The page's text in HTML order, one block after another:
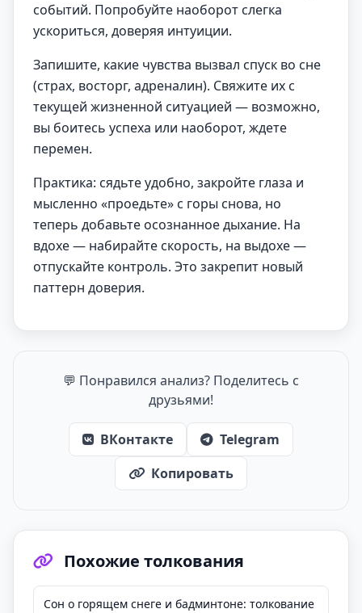
событий. Попробуйте наоборот слегка
ускориться, доверяя интуиции.
Запишите, какие чувства вызвал спуск во сне
(страх, восторг, адреналин). Свяжите их с
текущей жизненной ситуацией — возможно,
вы боитесь успеха или наоборот, ждете
перемен.
Практика: сядьте удобно, закройте глаза и
мысленно «проедьте» с горы снова, но
теперь добавьте осознанное дыхание. На
вдохе — набирайте скорость, на выдохе —
отпускайте контроль. Это закрепит новый
паттерн доверия.
💬 Понравился анализ? Поделитесь с
друзьями!
ВКонтакте
Telegram
Копировать
Похожие толкования
Сон о горящем снеге и бадминтоне: толкование